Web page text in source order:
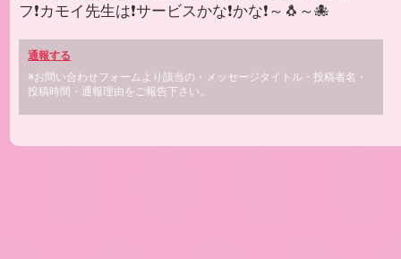
フ❗カモイ先生は❗サービスかな❗かな❗～🐧～🐙
通報する
※お問い合わせフォームより該当の・メッセージタイトル・投稿者名・
投稿時間・通報理由をご報告下さい。